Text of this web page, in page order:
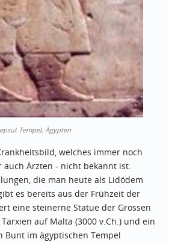
Tempel, Ägypten
welches immer noch
auch Ärzten - nicht bekannt ist.
die man heute als Lidödem
es bereits aus der Frühzeit der
eine steinerne Statue der Grossen
auf Malta (3000 v.Ch.) und ein
Bunt im ägyptischen Tempel